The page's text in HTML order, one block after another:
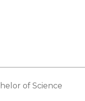
of Science